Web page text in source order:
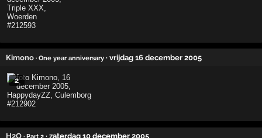
Kimono · One year anniversary · vrijdag 16 december 2005
2
H2O · Part 2 · zaterdag 10 december 2005